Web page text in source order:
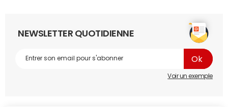
NEWSLETTER QUOTIDIENNE
Voir un exemple